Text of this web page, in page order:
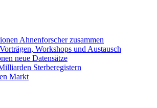
Ahnenforscher zusammen
Workshops und Austausch
neue Datensätze
Sterberegistern
Markt